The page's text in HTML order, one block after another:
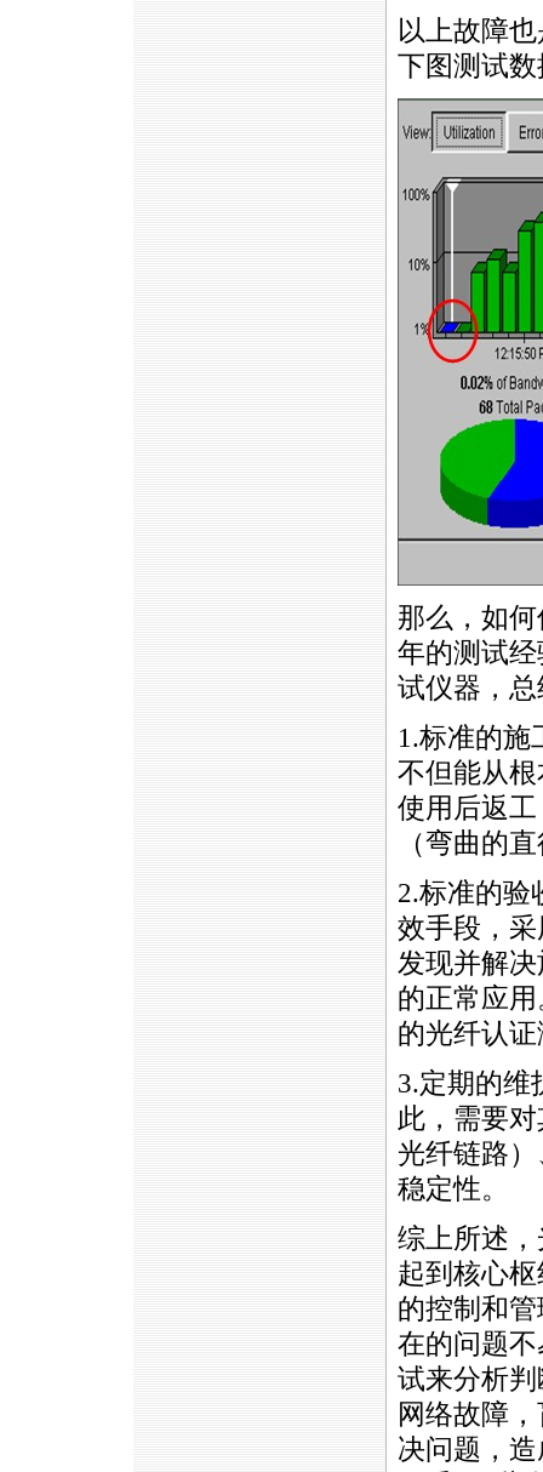
以上故障
下图测试
那么，如
年的测试
试仪器，
1.标准的施
不但能从
使用后返
（弯曲的
2.标准的验
效手段，采
发现并解
的正常应
的光纤认
3.定期的维
此，需要
光纤链路
稳定性。
综上所述
起到核心
的控制和
在的问题
试来分析
网络故障
决问题，